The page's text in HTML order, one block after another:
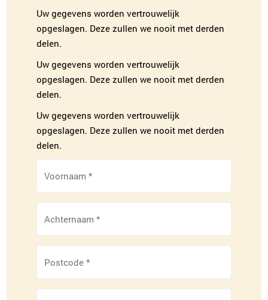
Uw gegevens worden vertrouwelijk
opgeslagen. Deze zullen we nooit met derden
delen.
Uw gegevens worden vertrouwelijk
opgeslagen. Deze zullen we nooit met derden
delen.
Uw gegevens worden vertrouwelijk
opgeslagen. Deze zullen we nooit met derden
delen.